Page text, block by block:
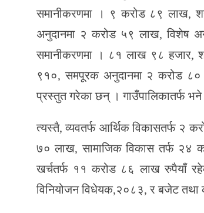
समानीकरणमा । ९ करोड ८९ लाख,
अनुदानमा २ करोड ५९ लाख, विशेष
समानीकरणमा । ८१ लाख ९८ हजार,
९१०, समपूरक अनुदानमा २ करोड
प्रस्तुत गरेका छन् । गाउँपालिकातर्फ
त्यस्तै, व्यवतर्फ आर्थिक विकासतर्फ २
७० लाख, सामाजिक विकास तर्फ २४
खर्चतर्फ ११ करोड ८६ लाख रुपैयाँ
विनियोजन विधेयक,२०८३, र बजेट तथा